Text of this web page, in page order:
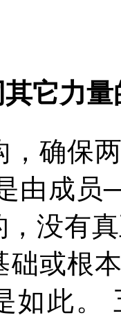
它力
，确保
由成员
没有
础或根
如此。